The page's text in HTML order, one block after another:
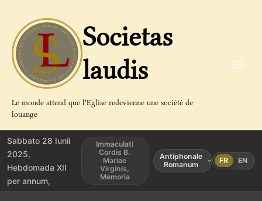
contenu
Societas
laudis
Le monde attend que l'Eglise redevienne une société de
louange
Sabbato 28 Iunii
2025,
Hebdomada XII
per annum,
Immaculati
Cordis B.
Mariae
Virginis,
Memoria
Antiphonale
Romanum
FR EN